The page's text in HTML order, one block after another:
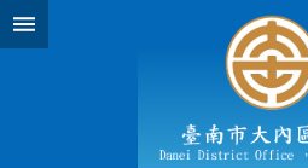
跳到主要內容區塊